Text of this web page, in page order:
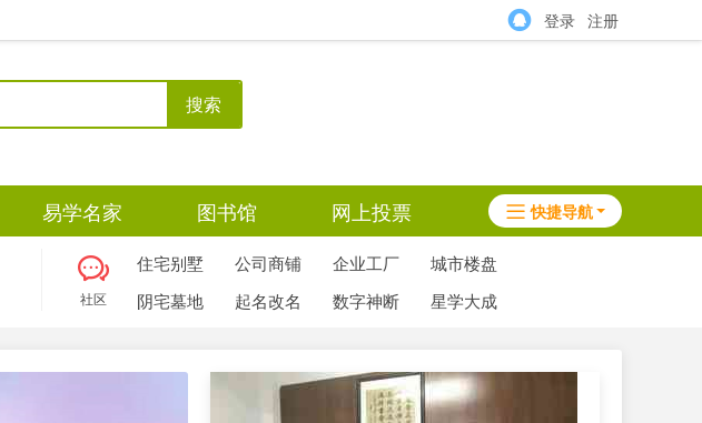
登录 注册
搜索
快捷导航
易学名家 图书馆 网上投票
社区
住宅别墅 公司商铺 企业工厂
城市楼盘
阴宅墓地
起名改名 数字神断 星学大成